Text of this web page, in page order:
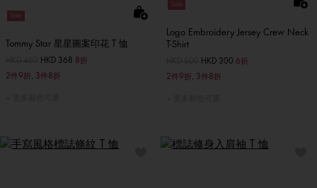
Sale
Tommy Star 星星圖案印花 T 恤
價格扣減從至HKD 368 8折
2件9折, 3件8折
Sale
Logo Embroidery Jersey Crew Neck
T-Shirt
價格扣減從至HKD 300 6折
2件9折, 3件8折